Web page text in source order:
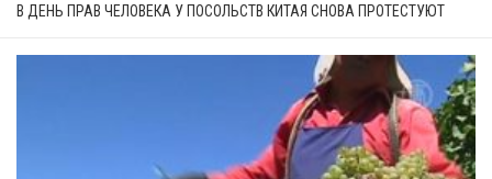
В ДЕНЬ ПРАВ ЧЕЛОВЕКА У ПОСОЛЬСТВ КИТАЯ СНОВА ПРОТЕСТУЮТ